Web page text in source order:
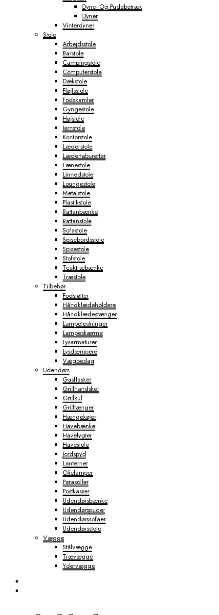
Dyne- Og Pudebetræk
Dyner
Vinterdyner
Stole
Arbejdsstole
Barstole
Campingstole
Computerstole
Dækstole
Fløjlsstole
Fodskamler
Gyngestole
Højstole
Jernstole
Kontorstole
Læderstole
Lædertaburetter
Lænestole
Linnedstole
Loungestole
Metalstole
Plastikstole
Rattanbænke
Rattanstole
Sofastole
Spisebordsstole
Spisestole
Stofstole
Teaktræbænke
Træstole
Tilbehør
Fodstøtter
Håndklædeholdere
Håndklædestænger
Lampeledninger
Lampeskærme
Lysarmaturer
Lysdæmpere
Vægbeslag
Udendørs
Gasflasker
Grillhandsker
Grillkul
Grilltænger
Hængekøjer
Havebænke
Havelygter
Havestole
Jordspyd
Lanterner
Olielamper
Parasoller
Postkasser
Udendørsbænke
Udendørspuder
Udendørssofaer
Udendørsstole
Vægge
Stålvægge
Trævægge
Ydervægge